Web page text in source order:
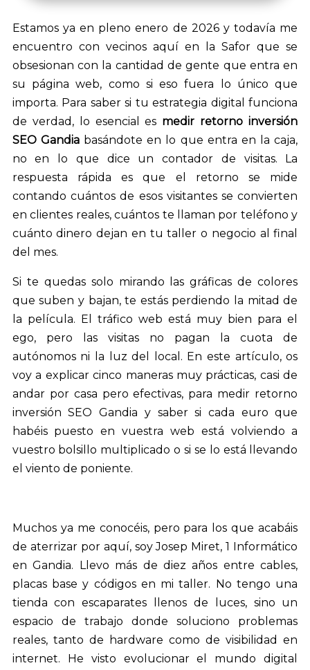
audio
Estamos ya en pleno enero de 2026 y todavía me
encuentro con vecinos aquí en la Safor que se
obsesionan con la cantidad de gente que entra en
su página web, como si eso fuera lo único que
importa. Para saber si tu estrategia digital funciona
de verdad, lo esencial es medir retorno inversión
SEO Gandiabasándote en lo que entra en la caja,
no en lo que dice un contador de visitas. La
respuesta rápida es que el retorno se mide
contando cuántos de esos visitantes se convierten
en clientes reales, cuántos te llaman por teléfono y
cuánto dinero dejan en tu taller o negocio al final
del mes.
Si te quedas solo mirando las gráficas de colores
que suben y bajan, te estás perdiendo la mitad de
la película. El tráfico web está muy bien para el
ego, pero las visitas no pagan la cuota de
autónomos ni la luz del local. En este artículo, os
voy a explicar cinco maneras muy prácticas, casi de
andar por casa pero efectivas, para medir retorno
inversión SEO Gandia y saber si cada euro que
habéis puesto en vuestra web está volviendo a
vuestro bolsillo multiplicado o si se lo está llevando
el viento de poniente.
Muchos ya me conocéis, pero para los que acabáis
de aterrizar por aquí, soy Josep Miret, 1 Informático
en Gandia. Llevo más de diez años entre cables,
placas base y códigos en mi taller. No tengo una
tienda con escaparates llenos de luces, sino un
espacio de trabajo donde soluciono problemas
reales, tanto de hardware como de visibilidad en
internet. He visto evolucionar el mundo digital